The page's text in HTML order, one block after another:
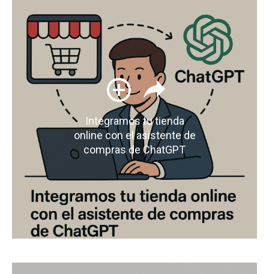
Integramos tu tienda
online con el asistente de
compras de ChatGPT